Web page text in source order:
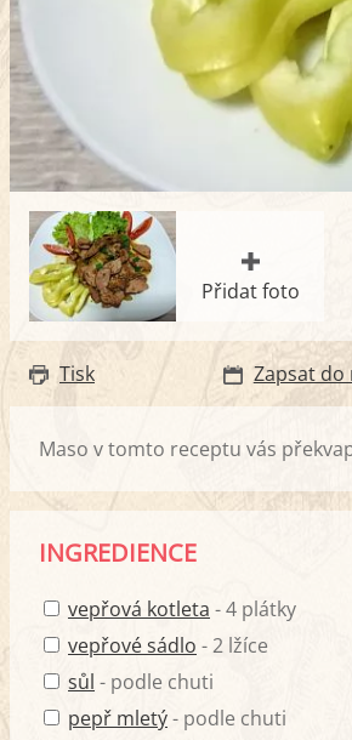
Přidat foto
Tisk Zapsat
Maso v tomto receptu vás
INGREDIENCE
vepřová kotleta - 4 plátky
vepřové sádlo - 2 lžíce
sůl - podle chuti
pepř mletý- podle chuti